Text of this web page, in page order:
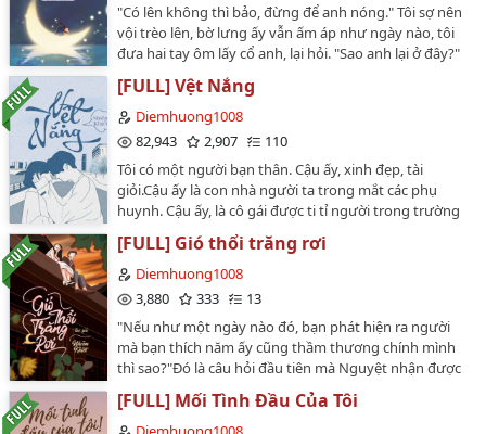
"Có lên không thì bảo, đừng để anh nóng." Tôi sợ nên
vội trèo lên, bờ lưng ấy vẫn ấm áp như ngày nào, tôi
đưa hai tay ôm lấy cổ anh, lại hỏi. "Sao anh lại ở đây?"
Anh đi chậm rãi dọc vỉa hè, thỉnh thoảng lại sốc tôi lên
cho khỏi rơi xuống đất, một lát sau mới đáp. "Anh đến
để đưa em về nhà, em lạc đường rồi!" Tags: thanh xuân
vườn trường, truyện ngắn, gương vỡ lại lành, ngọt
[FULL] Vệt Nắng
Diemhuong1008
82,943
2,907
110
Tôi có một người bạn thân. Cậu ấy, xinh đẹp, tài
giỏi.Cậu ấy là con nhà người ta trong mắt các phụ
huynh. Cậu ấy, là cô gái được ti tỉ người trong trường
theo đuổi. Tôi và cậu ấy, hầu như điểm gì cũng trái
ngược nhau. Chẳng hạn như cậu ấy thích chó, tôi thích
mèo, cậu ấy thích mặc váy, tôi thì theo đuổi phong
cách kín đáo, cậu ấy thích những thứ xa hoa, đắt tiền,
tôi lại cùng thích một người.…
[FULL] Gió thổi trăng rơi
Diemhuong1008
3,880
333
13
"Nếu như một ngày nào đó, bạn phát hiện ra người
mà bạn thích năm ấy cũng thầm thương chính mình
thì sao?"Đó là câu hỏi đầu tiên mà Nguyệt nhận được
trong buổi phát hành quyển sách đầu tay của mình, cô
ngẩn người một hồi lâu. Hàng loạt những kí ức của
mùa hạ năm ấy cứ theo đó mà ùa về, khiến lòng cô
[FULL] Mối Tình Đầu Của Tôi